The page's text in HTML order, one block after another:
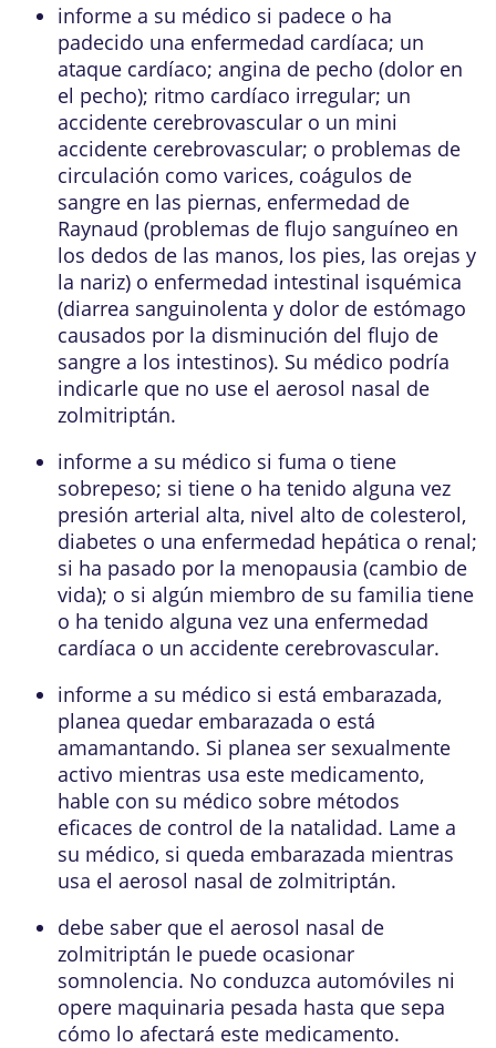
informe a su médico si padece o ha
padecido una enfermedad cardíaca; un
ataque cardíaco; angina de pecho (dolor en
el pecho); ritmo cardíaco irregular; un
accidente cerebrovascular o un mini
accidente cerebrovascular; o problemas de
circulación como varices, coágulos de
sangre en las piernas, enfermedad de
Raynaud (problemas de flujo sanguíneo en
los dedos de las manos, los pies, las orejas y
la nariz) o enfermedad intestinal isquémica
(diarrea sanguinolenta y dolor de estómago
causados por la disminución del flujo de
sangre a los intestinos). Su médico podría
indicarle que no use el aerosol nasal de
zolmitriptán.
informe a su médico si fuma o tiene
sobrepeso; si tiene o ha tenido alguna vez
presión arterial alta, nivel alto de colesterol,
diabetes o una enfermedad hepática o renal;
si ha pasado por la menopausia (cambio de
vida); o si algún miembro de su familia tiene
o ha tenido alguna vez una enfermedad
cardíaca o un accidente cerebrovascular.
informe a su médico si está embarazada,
planea quedar embarazada o está
amamantando. Si planea ser sexualmente
activo mientras usa este medicamento,
hable con su médico sobre métodos
eficaces de control de la natalidad. Lame a
su médico, si queda embarazada mientras
usa el aerosol nasal de zolmitriptán.
debe saber que el aerosol nasal de
zolmitriptán le puede ocasionar
somnolencia. No conduzca automóviles ni
opere maquinaria pesada hasta que sepa
cómo lo afectará este medicamento.